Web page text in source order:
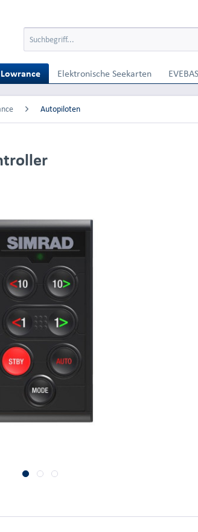
Elektronische Seekarten
Autopiloten